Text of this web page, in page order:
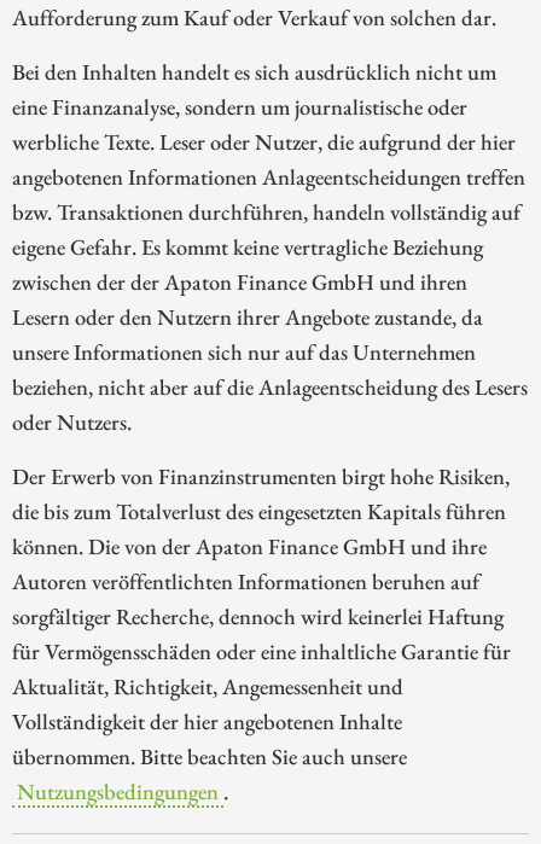
Aufforderung zum Kauf oder Verkauf von solchen dar.
Bei den Inhalten handelt es sich ausdrücklich nicht um
eine Finanzanalyse, sondern um journalistische oder
werbliche Texte. Leser oder Nutzer, die aufgrund der hier
angebotenen Informationen Anlageentscheidungen treffen
bzw. Transaktionen durchführen, handeln vollständig auf
eigene Gefahr. Es kommt keine vertragliche Beziehung
zwischen der der Apaton Finance GmbH und ihren
Lesern oder den Nutzern ihrer Angebote zustande, da
unsere Informationen sich nur auf das Unternehmen
beziehen, nicht aber auf die Anlageentscheidung des Lesers
oder Nutzers.
Der Erwerb von Finanzinstrumenten birgt hohe Risiken,
die bis zum Totalverlust des eingesetzten Kapitals führen
können. Die von der Apaton Finance GmbH und ihre
Autoren veröffentlichten Informationen beruhen auf
sorgfältiger Recherche, dennoch wird keinerlei Haftung
für Vermögensschäden oder eine inhaltliche Garantie für
Aktualität, Richtigkeit, Angemessenheit und
Vollständigkeit der hier angebotenen Inhalte
übernommen. Bitte beachten Sie auch unsere
Nutzungsbedingungen .